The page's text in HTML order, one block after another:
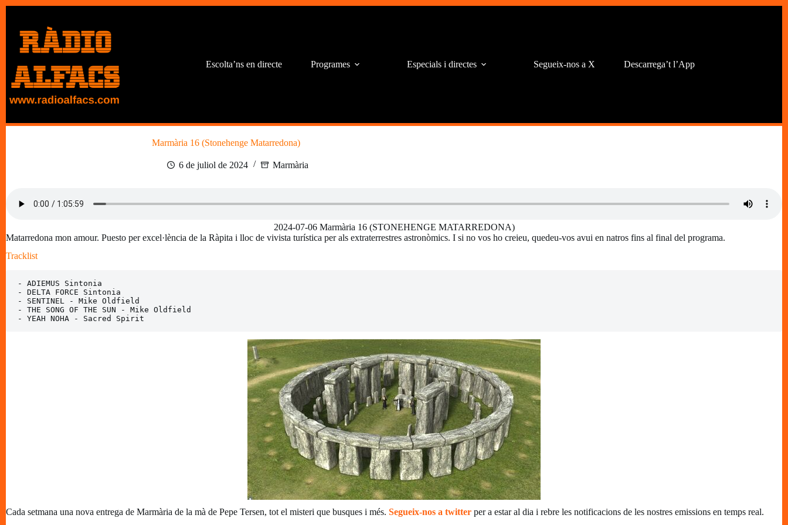
contingut
Escolta’ns en directe Programes Especials i directes Segueix-nos a X Descarrega’t l’App
Marmària 16 (Stonehenge Matarredona)
6 de juliol de 2024 Marmària
2024-07-06 Marmària 16 (STONEHENGE MATARREDONA)
Matarredona mon amour. Puesto per excel·lència de la Ràpita i lloc de vivista turística per als extraterrestres astronòmics. I si no vos ho creieu, quedeu-vos avui en natros fins al final del programa.
Tracklist
- ADIEMUS Sintonia
- DELTA FORCE Sintonia
- SENTINEL - Mike Oldfield
- THE SONG OF THE SUN - Mike Oldfield
- YEAH NOHA - Sacred Spirit
Cada setmana una nova entrega de Marmària de la mà de Pepe Tersen, tot el misteri que busques i més. Segueix-nos a twitter per a estar al dia i rebre les notificacions de les nostres emissions en temps real.